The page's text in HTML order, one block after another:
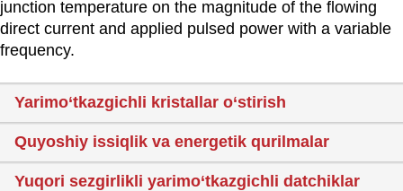
junction temperature on the magnitude of the flowing
direct current and applied pulsed power with a variable
frequency.
Yarimo‘tkazgichli kristallar o‘stirish
Quyoshiy issiqlik va energetik qurilmalar
Yuqori sezgirlikli yarimo‘tkazgichli datchiklar